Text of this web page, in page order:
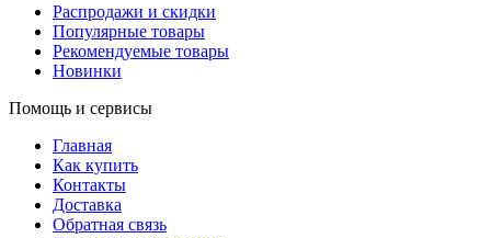
Распродажи и скидки
Популярные товары
Рекомендуемые товары
Новинки
Помощь и сервисы
Главная
Как купить
Контакты
Доставка
Обратная связь